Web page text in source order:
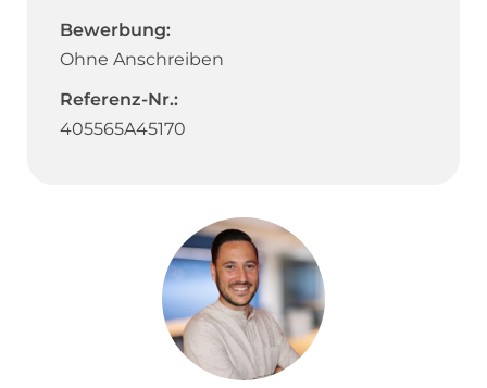
Bewerbung:
Ohne Anschreiben
Referenz-Nr.:
405565A45170